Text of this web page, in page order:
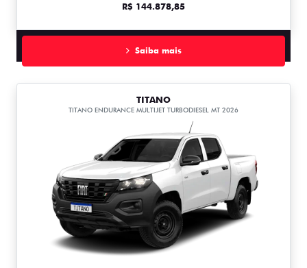
R$ 144.878,85
Saiba mais
TITANO
TITANO ENDURANCE MULTIJET TURBODIESEL MT 2026